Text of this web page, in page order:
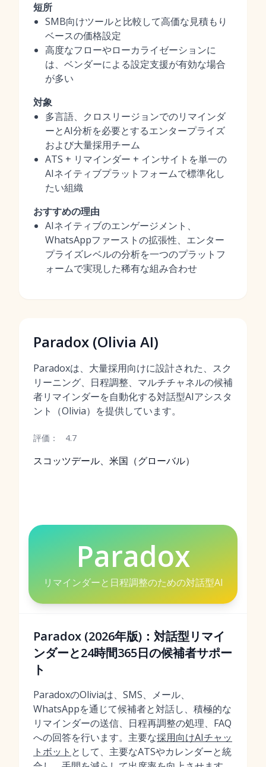
短所
SMB向けツールと比較して高価な見積もり
ベースの価格設定
高度なフローやローカライゼーションに
は、ベンダーによる設定支援が有効な場合
が多い
対象
多言語、クロスリージョンでのリマインダ
ーとAI分析を必要とするエンタープライズ
および大量採用チーム
ATS + リマインダー + インサイトを単一の
AIネイティブプラットフォームで標準化し
たい組織
おすすめの理由
AIネイティブのエンゲージメント、
WhatsAppファーストの拡張性、エンター
プライズレベルの分析を一つのプラットフ
ォームで実現した稀有な組み合わせ
Paradox (Olivia AI)
Paradoxは、大量採用向けに設計された、スク
リーニング、日程調整、マルチチャネルの候補
者リマインダーを自動化する対話型AIアシスタ
ント（Olivia）を提供しています。
評価： 4.7
スコッツデール、米国（グローバル）
Paradox
リマインダーと日程調整のための対話型AI
Paradox (2026年版)：対話型リマイ
ンダーと24時間365日の候補者サポー
ト
ParadoxのOliviaは、SMS、メール、
WhatsAppを通じて候補者と対話し、積極的な
リマインダーの送信、日程再調整の処理、FAQ
への回答を行います。主要な採用向けAIチャッ
トボット として、主要なATSやカレンダーと統